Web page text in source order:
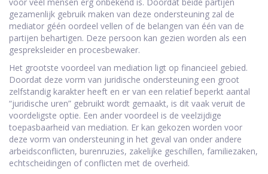
gezamenlijk gebruik maken van deze ondersteuning zal de
mediator géén oordeel vellen of de belangen van één van de
partijen behartigen. Deze persoon kan gezien worden als een
gespreksleider en procesbewaker.
Het grootste voordeel van mediation ligt op financieel gebied.
Doordat deze vorm van juridische ondersteuning een groot
zelfstandig karakter heeft en er van een relatief beperkt aantal
“juridische uren” gebruikt wordt gemaakt, is dit vaak veruit de
voordeligste optie. Een ander voordeel is de veelzijdige
toepasbaarheid van mediation. Er kan gekozen worden voor
deze vorm van ondersteuning in het geval van onder andere
arbeidsconflicten, burenruzies, zakelijke geschillen, familiezaken,
echtscheidingen of conflicten met de overheid.